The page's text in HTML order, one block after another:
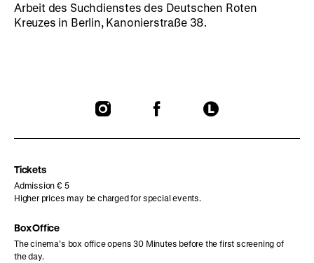
Arbeit des Suchdienstes des Deutschen Roten
Kreuzes in Berlin, Kanonierstraße 38.
To
To
To
Tickets
Admission € 5
Higher prices may be charged for special events.
Box Office
The cinema’s box office opens 30 Minutes before the first screening of
the day.